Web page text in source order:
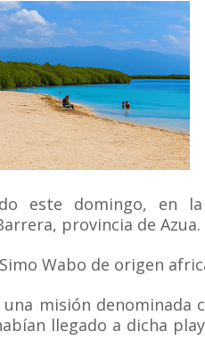
este domingo, en
provincia de Azua.
Wabo de origen
misión denominada
llegado a dicha